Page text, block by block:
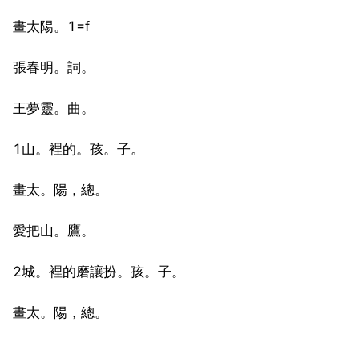
畫太陽。1=f
張春明。詞。
王夢靈。曲。
1山。裡的。孩。子。
畫太。陽，總。
愛把山。鷹。
2城。裡的磨讓扮。孩。子。
畫太。陽，總。